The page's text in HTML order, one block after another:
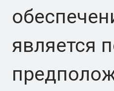
является